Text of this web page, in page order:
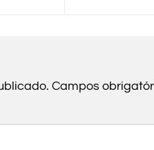
Campos